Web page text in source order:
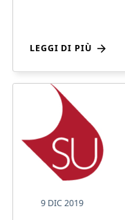
LEGGI DI PIÙ
9 DIC 2019